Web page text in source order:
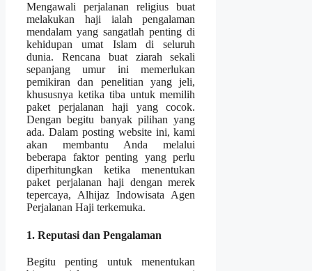
Mengawali perjalanan religius buat
melakukan haji ialah pengalaman
mendalam yang sangatlah penting di
kehidupan umat Islam di seluruh
dunia. Rencana buat ziarah sekali
sepanjang umur ini memerlukan
pemikiran dan penelitian yang jeli,
khususnya ketika tiba untuk memilih
paket perjalanan haji yang cocok.
Dengan begitu banyak pilihan yang
ada. Dalam posting website ini, kami
akan membantu Anda melalui
beberapa faktor penting yang perlu
diperhitungkan ketika menentukan
paket perjalanan haji dengan merek
tepercaya, Alhijaz Indowisata Agen
Perjalanan Haji terkemuka.
1. Reputasi dan Pengalaman
Begitu penting untuk menentukan